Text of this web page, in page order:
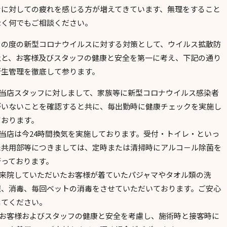
対しての疲れを感じる方が増えてきています、無理をすること
何でもご相談ください。
度の新型コロナウイルスに対する対策として、ウイルス拡散防
、お客様及びスタッフの健康と安全を第一に考え、下記の通り
管理を徹底して参ります。
店スタッフに対しまして、家族等に新型コロナウイルス感染者
ないことを確認すると共に、毎出勤時に健康チェックを実施し
ります。
店は今24時間換気を実施しております。受付・トイレ・といっ
用部等につきましては、定時または清掃時にアルコ－ル除菌を
ております。
院していただいたお客様が着ていたパジャマやタオル類の洗
消毒、毎回ベットの消毒をさせていただいております。ご安心
ください。
客様およびスタッフの健康と安全を考慮し、施術時と接客時に